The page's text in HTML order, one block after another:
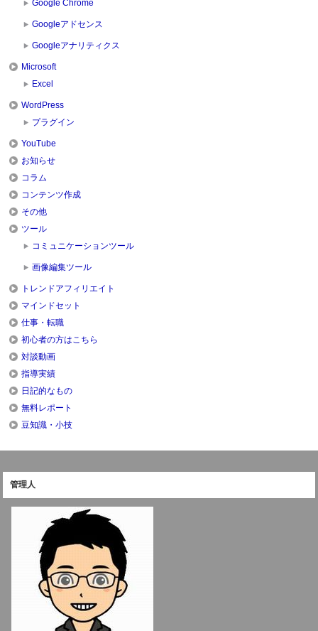
Google Chrome
Googleアドセンス
Googleアナリティクス
Microsoft
Excel
WordPress
プラグイン
YouTube
お知らせ
コラム
コンテンツ作成
その他
ツール
コミュニケーションツール
画像編集ツール
トレンドアフィリエイト
マインドセット
仕事・転職
初心者の方はこちら
対談動画
指導実績
日記的なもの
無料レポート
豆知識・小技
管理人